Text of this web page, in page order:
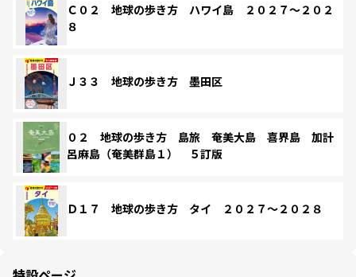
Ｃ０２ 地球の歩き方 ハワイ島 ２０２７～２０２
８
Ｊ３３ 地球の歩き方 墨田区
０２ 地球の歩き方 島旅 奄美大島 喜界島 加計
呂麻島（奄美群島１） ５訂版
Ｄ１７ 地球の歩き方 タイ ２０２７～２０２８